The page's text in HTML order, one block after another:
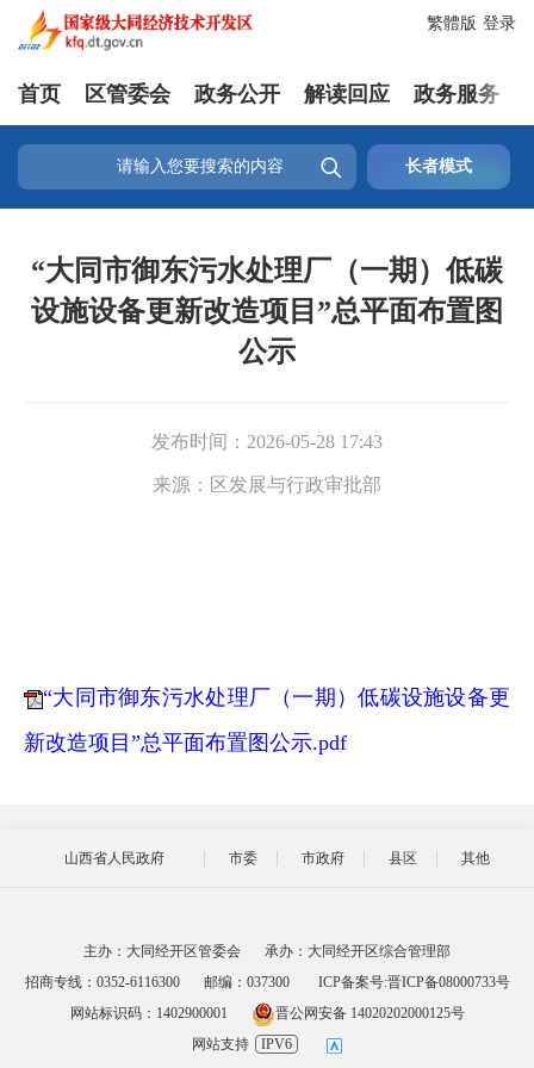
登录
繁體版
首页 区管委会 政务公开 解读回应 政务服务
 长者模式
“大同市御东污水处理厂（一期）低碳
设施设备更新改造项目”总平面布置图
公示
发布时间： 2026-05-28 17:43
来源： 区发展与行政审批部
“大同市御东污水处理厂（一期）低碳设施设备更
新改造项目”总平面布置图公示.pdf
山西省人民政府 市委 市政府 县区 其他
主办：大同经开区管委会
承办：大同经开区综合管理部
招商专线：0352-6116300
邮编：037300
ICP备案号:晋ICP备08000733号
网站标识码：1402900001
晋公网安备 14020202000125号
网站支持
IPV6